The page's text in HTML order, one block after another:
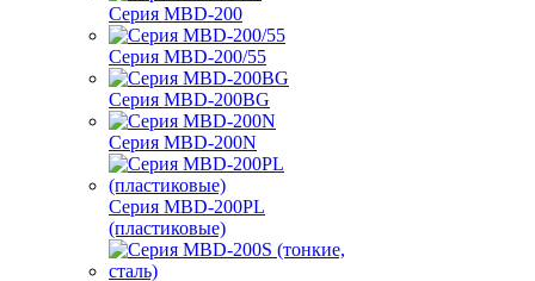
Серия MBD-200
Серия MBD-200/55
Серия MBD-200BG
Серия MBD-200N
Серия MBD-200PL
(пластиковые)